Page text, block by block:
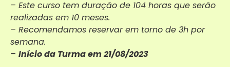
– Este curso tem duração de 104 horas que serão
realizadas em 10 meses.
– Recomendamos reservar em torno de 3h por
semana.
– Início da Turma em 21/08/2023